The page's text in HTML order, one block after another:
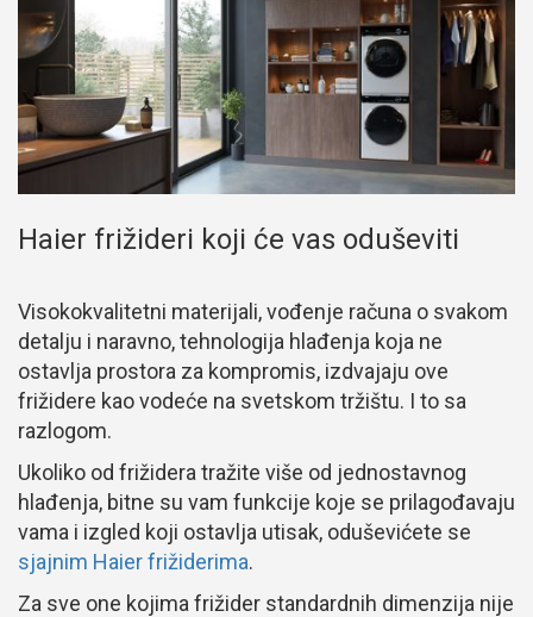
Haier frižideri koji će vas oduševiti
Visokokvalitetni materijali, vođenje računa o svakom
detalju i naravno, tehnologija hlađenja koja ne
ostavlja prostora za kompromis, izdvajaju ove
frižidere kao vodeće na svetskom tržištu. I to sa
razlogom.
Ukoliko od frižidera tražite više od jednostavnog
hlađenja, bitne su vam funkcije koje se prilagođavaju
vama i izgled koji ostavlja utisak, oduševićete se
sjajnim Haier frižiderima.
Za sve one kojima frižider standardnih dimenzija nije